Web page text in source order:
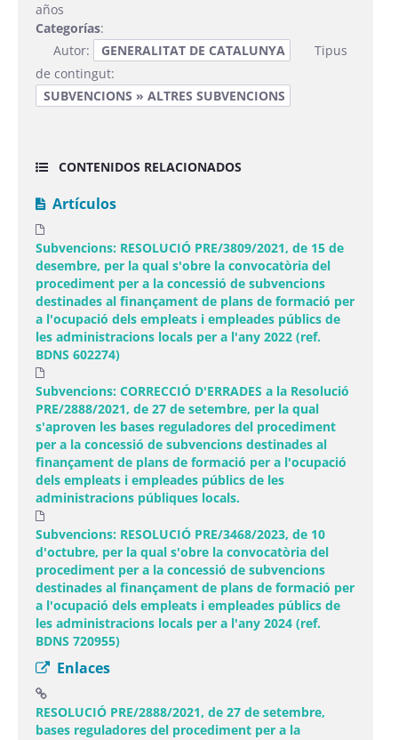
años
Categorías:
Autor:
GENERALITAT DE CATALUNYA
Tipus
de contingut:
SUBVENCIONS » ALTRES SUBVENCIONS
CONTENIDOS RELACIONADOS
Artículos
Subvencions: RESOLUCIÓ PRE/3809/2021, de 15 de
desembre, per la qual s'obre la convocatòria del
procediment per a la concessió de subvencions
destinades al finançament de plans de formació per
a l'ocupació dels empleats i empleades públics de
les administracions locals per a l'any 2022 (ref.
BDNS 602274)
Subvencions: CORRECCIÓ D'ERRADES a la Resolució
PRE/2888/2021, de 27 de setembre, per la qual
s'aproven les bases reguladores del procediment
per a la concessió de subvencions destinades al
finançament de plans de formació per a l'ocupació
dels empleats i empleades públics de les
administracions públiques locals.
Subvencions: RESOLUCIÓ PRE/3468/2023, de 10
d'octubre, per la qual s'obre la convocatòria del
procediment per a la concessió de subvencions
destinades al finançament de plans de formació per
a l'ocupació dels empleats i empleades públics de
les administracions locals per a l'any 2024 (ref.
BDNS 720955)
Enlaces
RESOLUCIÓ PRE/2888/2021, de 27 de setembre,
bases reguladores del procediment per a la